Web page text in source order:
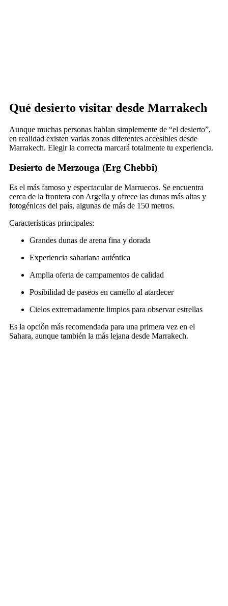
Qué desierto visitar desde Marrakech
Aunque muchas personas hablan simplemente de “el desierto”,
en realidad existen varias zonas diferentes accesibles desde
Marrakech. Elegir la correcta marcará totalmente tu experiencia.
Desierto de Merzouga (Erg Chebbi)
Es el más famoso y espectacular de Marruecos. Se encuentra
cerca de la frontera con Argelia y ofrece las dunas más altas y
fotogénicas del país, algunas de más de 150 metros.
Características principales:
Grandes dunas de arena fina y dorada
Experiencia sahariana auténtica
Amplia oferta de campamentos de calidad
Posibilidad de paseos en camello al atardecer
Cielos extremadamente limpios para observar estrellas
Es la opción más recomendada para una primera vez en el
Sahara, aunque también la más lejana desde Marrakech.